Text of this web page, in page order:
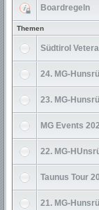
Boardregeln
Themen
Südtirol
24. MG-
23. MG-
MG Events
22. MG-
Taunus Tour
21. MG-